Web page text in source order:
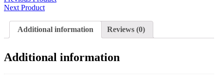
Next Product
Additional information Reviews (0)
Additional information